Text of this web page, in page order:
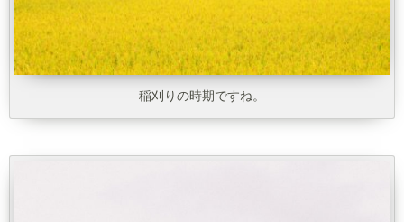
稲刈りの時期ですね。